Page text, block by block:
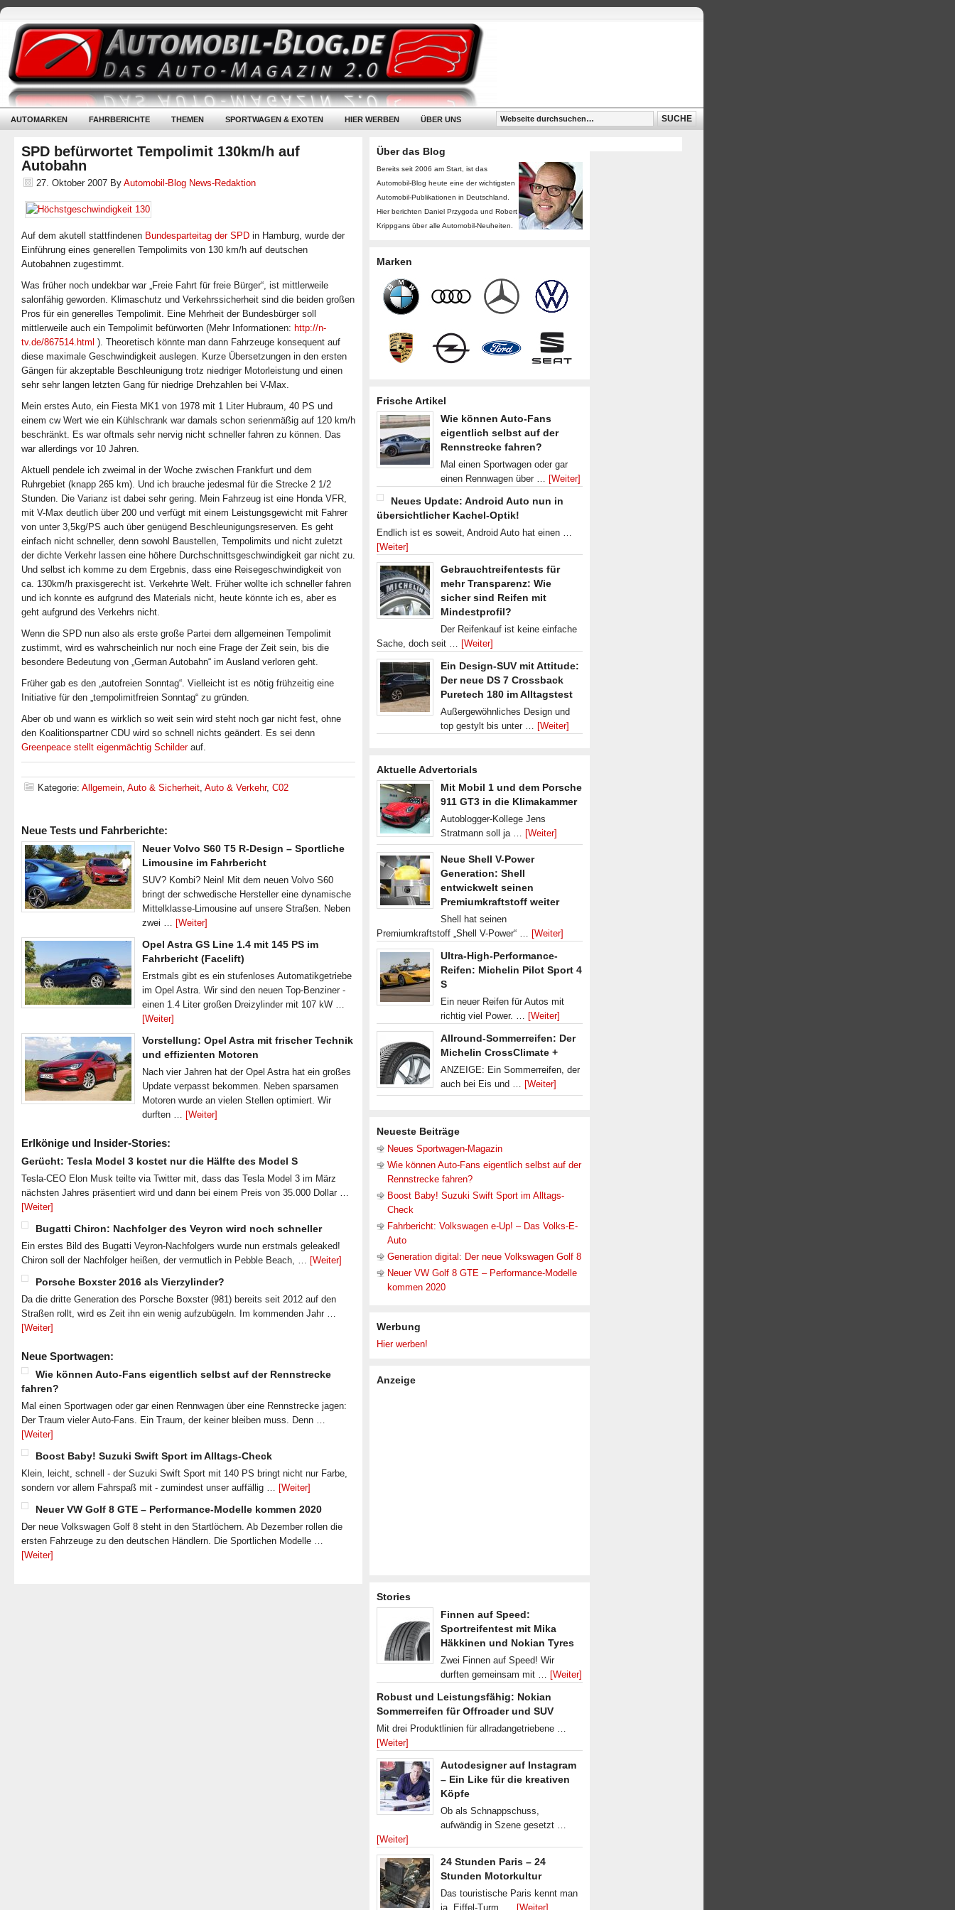
AUTOMARKEN FAHRBERICHTE THEMEN SPORTWAGEN & EXOTEN HIER WERBEN ÜBER UNS
SPD befürwortet Tempolimit 130km/h auf
Autobahn
27. Oktober 2007 By Automobil-Blog News-Redaktion
Auf dem akutell stattfindenen Bundesparteitag der SPD in Hamburg, wurde der
Einführung eines generellen Tempolimits von 130 km/h auf deutschen
Autobahnen zugestimmt.
Was früher noch undekbar war „Freie Fahrt für freie Bürger“, ist mittlerweile
salonfähig geworden. Klimaschutz und Verkehrssicherheit sind die beiden großen
Pros für ein generelles Tempolimit. Eine Mehrheit der Bundesbürger soll
mittlerweile auch ein Tempolimit befürworten (Mehr Informationen: http://n-
tv.de/867514.html ). Theoretisch könnte man dann Fahrzeuge konsequent auf
diese maximale Geschwindigkeit auslegen. Kurze Übersetzungen in den ersten
Gängen für akzeptable Beschleunigung trotz niedriger Motorleistung und einen
sehr sehr langen letzten Gang für niedrige Drehzahlen bei V-Max.
Mein erstes Auto, ein Fiesta MK1 von 1978 mit 1 Liter Hubraum, 40 PS und
einem cw Wert wie ein Kühlschrank war damals schon serienmäßig auf 120 km/h
beschränkt. Es war oftmals sehr nervig nicht schneller fahren zu können. Das
war allerdings vor 10 Jahren.
Aktuell pendele ich zweimal in der Woche zwischen Frankfurt und dem
Ruhrgebiet (knapp 265 km). Und ich brauche jedesmal für die Strecke 2 1/2
Stunden. Die Varianz ist dabei sehr gering. Mein Fahrzeug ist eine Honda VFR,
mit V-Max deutlich über 200 und verfügt mit einem Leistungsgewicht mit Fahrer
von unter 3,5kg/PS auch über genügend Beschleunigungsreserven. Es geht
einfach nicht schneller, denn sowohl Baustellen, Tempolimits und nicht zuletzt
der dichte Verkehr lassen eine höhere Durchschnittsgeschwindigkeit gar nicht zu.
Und selbst ich komme zu dem Ergebnis, dass eine Reisegeschwindigkeit von
ca. 130km/h praxisgerecht ist. Verkehrte Welt. Früher wollte ich schneller fahren
und ich konnte es aufgrund des Materials nicht, heute könnte ich es, aber es
geht aufgrund des Verkehrs nicht.
Wenn die SPD nun also als erste große Partei dem allgemeinen Tempolimit
zustimmt, wird es wahrscheinlich nur noch eine Frage der Zeit sein, bis die
besondere Bedeutung von „German Autobahn“ im Ausland verloren geht.
Früher gab es den „autofreien Sonntag“. Vielleicht ist es nötig frühzeitig eine
Initiative für den „tempolimitfreien Sonntag“ zu gründen.
Aber ob und wann es wirklich so weit sein wird steht noch gar nicht fest, ohne
den Koalitionspartner CDU wird so schnell nichts geändert. Es sei denn
Greenpeace stellt eigenmächtig Schilderauf.
Kategorie: Allgemein, Auto & Sicherheit, Auto & Verkehr, C02
Neue Tests und Fahrberichte:
Neuer Volvo S60 T5 R-Design – Sportliche
Limousine im Fahrbericht
SUV? Kombi? Nein! Mit dem neuen Volvo S60
bringt der schwedische Hersteller eine dynamische
Mittelklasse-Limousine auf unsere Straßen. Neben
zwei … [Weiter]
Opel Astra GS Line 1.4 mit 145 PS im
Fahrbericht (Facelift)
Erstmals gibt es ein stufenloses Automatikgetriebe
im Opel Astra. Wir sind den neuen Top-Benziner -
einen 1.4 Liter großen Dreizylinder mit 107 kW …
[Weiter]
Vorstellung: Opel Astra mit frischer Technik
und effizienten Motoren
Nach vier Jahren hat der Opel Astra hat ein großes
Update verpasst bekommen. Neben sparsamen
Motoren wurde an vielen Stellen optimiert. Wir
durften … [Weiter]
Erlkönige und Insider-Stories:
Gerücht: Tesla Model 3 kostet nur die Hälfte des Model S
Tesla-CEO Elon Musk teilte via Twitter mit, dass das Tesla Model 3 im März
nächsten Jahres präsentiert wird und dann bei einem Preis von 35.000 Dollar …
[Weiter]
Bugatti Chiron: Nachfolger des Veyron wird noch schneller
Ein erstes Bild des Bugatti Veyron-Nachfolgers wurde nun erstmals geleaked!
Chiron soll der Nachfolger heißen, der vermutlich in Pebble Beach, … [Weiter]
Porsche Boxster 2016 als Vierzylinder?
Da die dritte Generation des Porsche Boxster (981) bereits seit 2012 auf den
Straßen rollt, wird es Zeit ihn ein wenig aufzubügeln. Im kommenden Jahr …
[Weiter]
Neue Sportwagen:
Wie können Auto-Fans eigentlich selbst auf der Rennstrecke
fahren?
Mal einen Sportwagen oder gar einen Rennwagen über eine Rennstrecke jagen:
Der Traum vieler Auto-Fans. Ein Traum, der keiner bleiben muss. Denn …
[Weiter]
Boost Baby! Suzuki Swift Sport im Alltags-Check
Klein, leicht, schnell - der Suzuki Swift Sport mit 140 PS bringt nicht nur Farbe,
sondern vor allem Fahrspaß mit - zumindest unser auffällig … [Weiter]
Neuer VW Golf 8 GTE – Performance-Modelle kommen 2020
Der neue Volkswagen Golf 8 steht in den Startlöchern. Ab Dezember rollen die
ersten Fahrzeuge zu den deutschen Händlern. Die Sportlichen Modelle …
[Weiter]
Über das Blog
Bereits seit 2006 am Start, ist das
Automobil-Blog heute eine der wichtigsten
Automobil-Publikationen in Deutschland.
Hier berichten Daniel Przygoda und Robert
Krippgans über alle Automobil-Neuheiten.
Marken
Frische Artikel
Wie können Auto-Fans
eigentlich selbst auf der
Rennstrecke fahren?
Mal einen Sportwagen oder gar
einen Rennwagen über … [Weiter]
Neues Update: Android Auto nun in
übersichtlicher Kachel-Optik!
Endlich ist es soweit, Android Auto hat einen …
[Weiter]
Gebrauchtreifentests für
mehr Transparenz: Wie
sicher sind Reifen mit
Mindestprofil?
Der Reifenkauf ist keine einfache
Sache, doch seit … [Weiter]
Ein Design-SUV mit Attitude:
Der neue DS 7 Crossback
Puretech 180 im Alltagstest
Außergewöhnliches Design und
top gestylt bis unter … [Weiter]
Aktuelle Advertorials
Mit Mobil 1 und dem Porsche
911 GT3 in die Klimakammer
Autoblogger-Kollege Jens
Stratmann soll ja … [Weiter]
Neue Shell V-Power
Generation: Shell
entwickwelt seinen
Premiumkraftstoff weiter
Shell hat seinen
Premiumkraftstoff „Shell V-Power“ … [Weiter]
Ultra-High-Performance-
Reifen: Michelin Pilot Sport 4
S
Ein neuer Reifen für Autos mit
richtig viel Power. … [Weiter]
Allround-Sommerreifen: Der
Michelin CrossClimate +
ANZEIGE: Ein Sommerreifen, der
auch bei Eis und … [Weiter]
Neueste Beiträge
Neues Sportwagen-Magazin
Wie können Auto-Fans eigentlich selbst auf der
Rennstrecke fahren?
Boost Baby! Suzuki Swift Sport im Alltags-
Check
Fahrbericht: Volkswagen e-Up! – Das Volks-E-
Auto
Generation digital: Der neue Volkswagen Golf 8
Neuer VW Golf 8 GTE – Performance-Modelle
kommen 2020
Werbung
Hier werben!
Anzeige
Stories
Finnen auf Speed:
Sportreifentest mit Mika
Häkkinen und Nokian Tyres
Zwei Finnen auf Speed! Wir
durften gemeinsam mit … [Weiter]
Robust und Leistungsfähig: Nokian
Sommerreifen für Offroader und SUV
Mit drei Produktlinien für allradangetriebene …
[Weiter]
Autodesigner auf Instagram
– Ein Like für die kreativen
Köpfe
Ob als Schnappschuss,
aufwändig in Szene gesetzt …
[Weiter]
24 Stunden Paris – 24
Stunden Motorkultur
Das touristische Paris kennt man
ja. Eiffel-Turm, …
[Weiter]